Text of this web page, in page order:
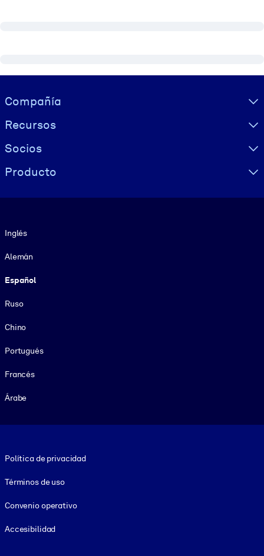
Visually hidden Text
Compañía
Recursos
Socios
Producto
Inglés
Alemán
Español
Ruso
Chino
Portugués
Francés
Árabe
Política de privacidad
Términos de uso
Convenio operativo
Accesibilidad